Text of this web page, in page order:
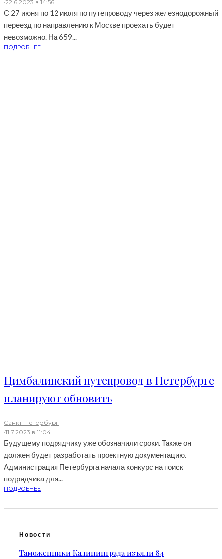
·22.6.2023 в 14:56
С 27 июня по 12 июля по путепроводу через железнодорожный
переезд по направлению к Москве проехать будет
невозможно. На 659...
ПОДРОБНЕЕ
Цимбалинский путепровод в Петербурге
планируют обновить
Санкт-Петербург
·11.7.2023 в 11:04
Будущему подрядчику уже обозначили сроки. Также он
должен будет разработать проектную документацию.
Администрация Петербурга начала конкурс на поиск
подрядчика для...
ПОДРОБНЕЕ
Новости
Таможенники Калининграда изъяли 84